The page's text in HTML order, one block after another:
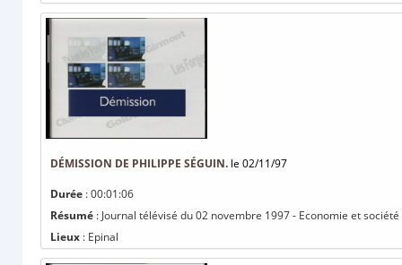
DÉMISSION DE PHILIPPE SÉGUIN. le 02/11/97
Durée : 00:01:06
Résumé : Journal télévisé du 02 novembre 1997 - Economie et
Lieux : Epinal